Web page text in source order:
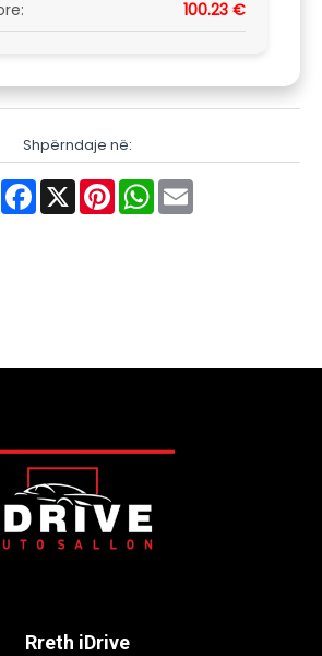
100.23 €
Shpërndaje në:
Facebook
X PinterestWhatsApp
Email
Rreth iDrive